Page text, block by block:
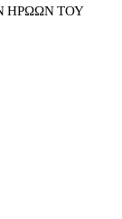
ΗΡΩΩΝ ΤΟΥ